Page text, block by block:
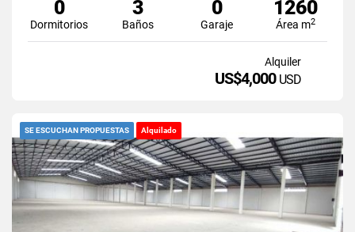
0
Dormitorios
3
Baños
0
Garaje
1260
Área m2
Alquiler
US$4,000 USD
SE ESCUCHAN PROPUESTAS Alquilado